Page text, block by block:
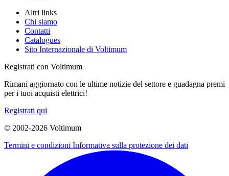
Altri links
Chi siamo
Contatti
Catalogues
Sito Internazionale di Voltimum
Registrati con Voltimum
Rimani aggiornato con le ultime notizie del settore e guadagna premi
per i tuoi acquisti elettrici!
Registrati qui
© 2002-2026 Voltimum
Termini e condizioni Informativa sulla protezione dei dati